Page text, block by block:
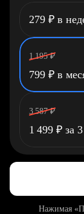
279 ₽ в
1 195 ₽
799 ₽ в
3 587 ₽
1 499 ₽ за
Нажимая